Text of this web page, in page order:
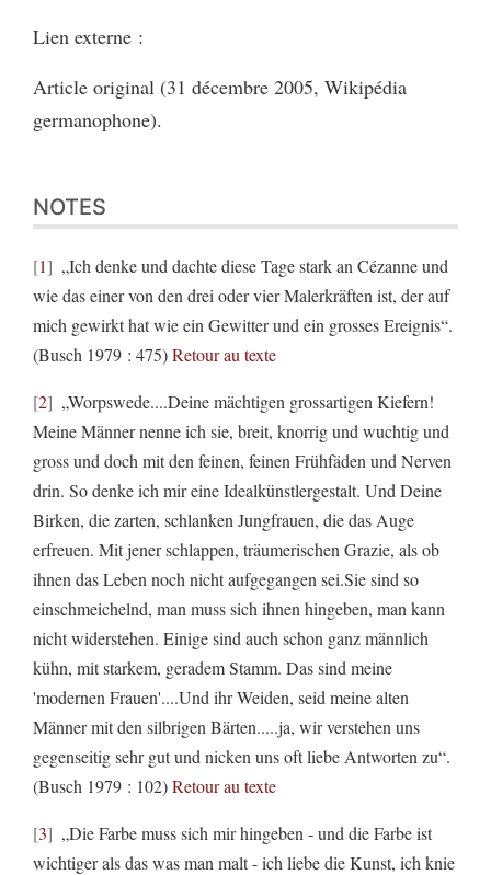
Lien externe :
Article original (31 décembre 2005, Wikipédia
germanophone).
NOTES
1
„Ich denke und dachte diese Tage stark an Cézanne und
wie das einer von den drei oder vier Malerkräften ist, der auf
mich gewirkt hat wie ein Gewitter und ein grosses Ereignis“.
(Busch 1979 : 475)Retour au texte
2
„Worpswede....Deine mächtigen grossartigen Kiefern!
Meine Männer nenne ich sie, breit, knorrig und wuchtig und
gross und doch mit den feinen, feinen Frühfäden und Nerven
drin. So denke ich mir eine Idealkünstlergestalt. Und Deine
Birken, die zarten, schlanken Jungfrauen, die das Auge
erfreuen. Mit jener schlappen, träumerischen Grazie, als ob
ihnen das Leben noch nicht aufgegangen sei.Sie sind so
einschmeichelnd, man muss sich ihnen hingeben, man kann
nicht widerstehen. Einige sind auch schon ganz männlich
kühn, mit starkem, geradem Stamm. Das sind meine
'modernen Frauen'....Und ihr Weiden, seid meine alten
Männer mit den silbrigen Bärten.....ja, wir verstehen uns
gegenseitig sehr gut und nicken uns oft liebe Antworten zu“.
(Busch 1979 : 102)Retour au texte
3
„Die Farbe muss sich mir hingeben - und die Farbe ist
wichtiger als das was man malt - ich liebe die Kunst, ich knie